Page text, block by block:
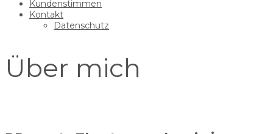
Kundenstimmen
Kontakt
Datenschutz
Über mich